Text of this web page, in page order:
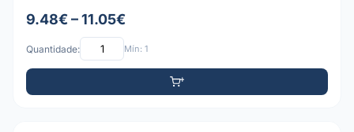
9.48€ – 11.05€
Quantidade: Mín: 1